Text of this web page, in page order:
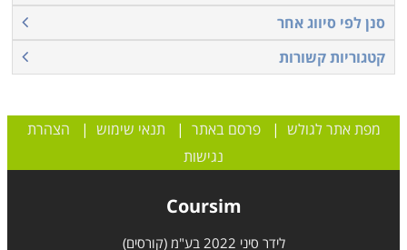
סנן לפי סיווג אחר
קטגוריות קשורות
מפת אתר לגולש |פרסם באתר | תנאי שימוש | הצהרת
נגישות
Coursim
לידר סיני 2022 בע"מ (קורסים)